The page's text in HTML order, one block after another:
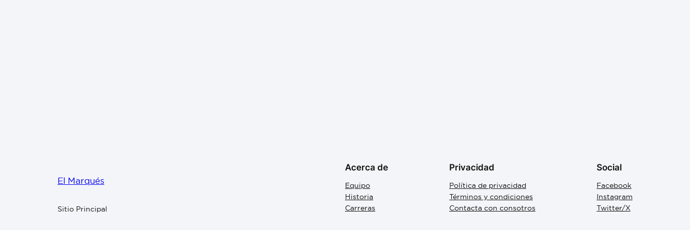
El Marqués
Sitio Principal
Acerca de
Equipo
Historia
Carreras
Privacidad
Política de privacidad
Términos y condiciones
Contacta con consotros
Social
Facebook
Instagram
Twitter/X